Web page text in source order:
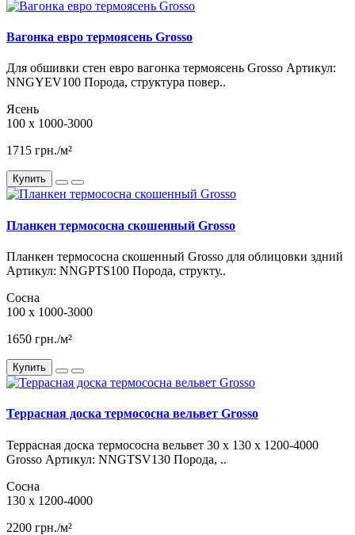
Вагонка евро термоясень Grosso
Для обшивки стен евро вагонка термоясень Grosso Артикул:
NNGYEV100 Порода, структура повер..
Ясень
100 x 1000-3000
1715 грн./м²
Купить
Планкен термососна скошенный Grosso
Планкен термососна скошенный Grosso для облицовки здний
Артикул: NNGPTS100 Порода, структу..
Сосна
100 x 1000-3000
1650 грн./м²
Купить
Террасная доска термососна вельвет Grosso
Террасная доска термососна вельвет 30 x 130 x 1200-4000
Grosso Артикул: NNGTSV130 Порода, ..
Сосна
130 x 1200-4000
2200 грн./м²